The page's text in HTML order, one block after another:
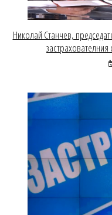
Николай Станчев,